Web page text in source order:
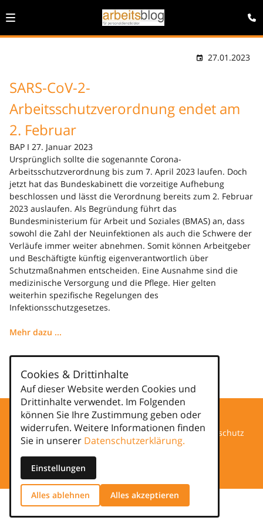
27.01.2023
SARS-CoV-2-
Arbeitsschutzverordnung endet am
2. Februar
BAP I 27. Januar 2023
Ursprünglich sollte die sogenannte Corona-
Arbeitsschutzverordnung bis zum 7. April 2023 laufen. Doch
jetzt hat das Bundeskabinett die vorzeitige Aufhebung
beschlossen und lässt die Verordnung bereits zum 2. Februar
2023 auslaufen. Als Begründung führt das
Bundesministerium für Arbeit und Soziales (BMAS) an, dass
sowohl die Zahl der Neuinfektionen als auch die Schwere der
Verläufe immer weiter abnehmen. Somit können Arbeitgeber
und Beschäftigte künftig eigenverantwortlich über
Schutzmaßnahmen entscheiden. Eine Ausnahme sind die
medizinische Versorgung und die Pflege. Hier gelten
weiterhin spezifische Regelungen des
Infektionsschutzgesetzes.
Mehr dazu ...
Kategorien
news
Datenschutz
Impressum
Cookies & Drittinhalte
Auf dieser Website werden Cookies und
Drittinhalte verwendet. Im Folgenden
können Sie Ihre Zustimmung geben oder
widerrufen. Weitere Informationen finden
Sie in unserer Datenschutzerklärung.
Einstellungen
Alles ablehnen Alles akzeptieren